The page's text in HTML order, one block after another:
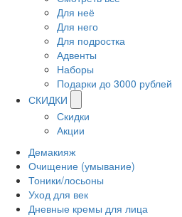
Для неё
Для него
Для подростка
Адвенты
Наборы
Подарки до 3000 рублей
СКИДКИ
Скидки
Акции
Демакияж
Очищение (умывание)
Тоники/лосьоны
Уход для век
Дневные кремы для лица